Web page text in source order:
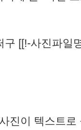
구 [[!-사진파일
진이 텍스트